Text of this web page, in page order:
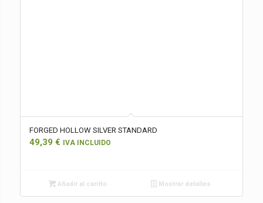
FORGED HOLLOW SILVER STANDARD
49,39 € IVA INCLUIDO
Añadir al carrito Mostrar detalles